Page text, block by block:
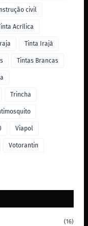
civil
Acrílica
Tinta Irajá
Tintas Brancas
Trincha
Viapol
Votorantin
(16)